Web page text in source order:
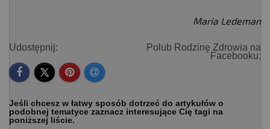
Maria Ledeman
Udostępnij:
Polub Rodzinę Zdrowia na
Facebooku:
Jeśli chcesz w łatwy sposób dotrzeć do artykułów o
podobnej tematyce zaznacz interesujące Cię tagi na
poniższej liście.